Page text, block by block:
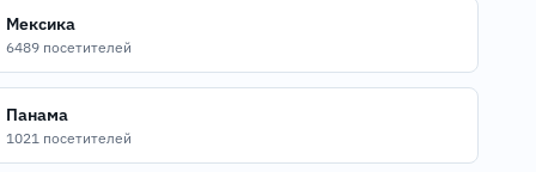
Мексика
6489 посетителей
Панама
1021 посетителей